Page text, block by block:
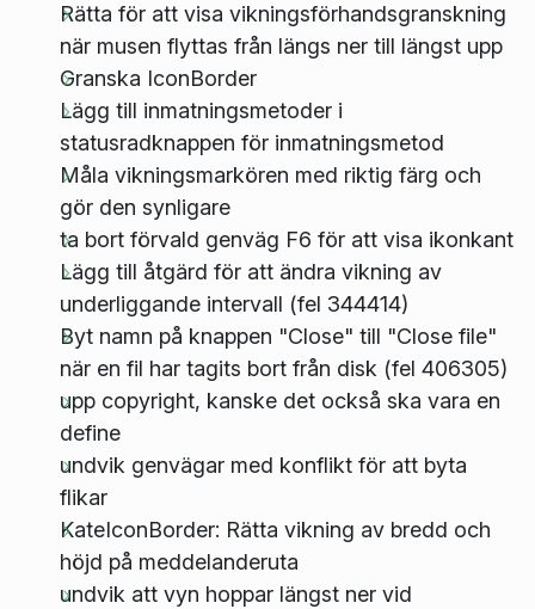
Rätta för att visa vikningsförhandsgranskning
när musen flyttas från längs ner till längst upp
Granska IconBorder
Lägg till inmatningsmetoder i
statusradknappen för inmatningsmetod
Måla vikningsmarkören med riktig färg och
gör den synligare
ta bort förvald genväg F6 för att visa ikonkant
Lägg till åtgärd för att ändra vikning av
underliggande intervall (fel 344414)
Byt namn på knappen "Close" till "Close file"
när en fil har tagits bort från disk (fel 406305)
upp copyright, kanske det också ska vara en
define
undvik genvägar med konflikt för att byta
flikar
KateIconBorder: Rätta vikning av bredd och
höjd på meddelanderuta
undvik att vyn hoppar längst ner vid